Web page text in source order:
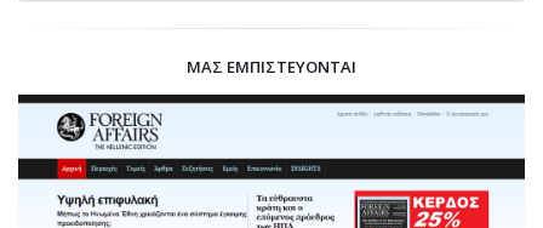
ΜΑΣ ΕΜΠΙΣΤΕΥΟΝΤΑΙ